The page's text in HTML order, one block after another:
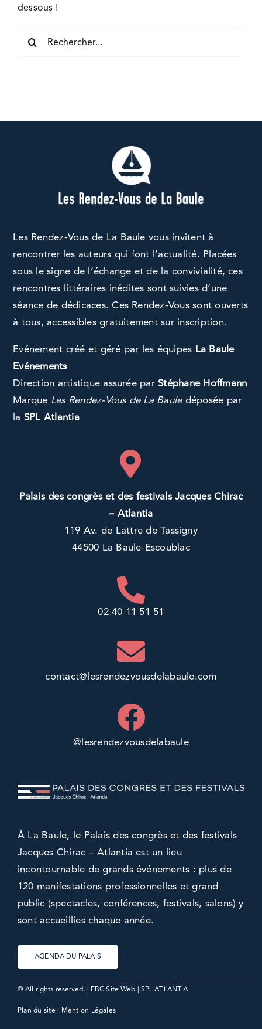
dessous !
Rechercher:
Les Rendez-Vous de La Baule vous invitent à
rencontrer les auteurs qui font l’actualité. Placées
sous le signe de l’échange et de la convivialité, ces
rencontres littéraires inédites sont suivies d’une
séance de dédicaces. Ces Rendez-Vous sont ouverts
à tous, accessibles gratuitement sur inscription.
Evénement créé et géré par les équipes La Baule
Evénements
Direction artistique assurée parStéphane Hoffmann
Marque Les Rendez-Vous de La Bauledéposée par
la SPL Atlantia
Palais des congrès et des festivals Jacques Chirac
– Atlantia
119 Av. de Lattre de Tassigny
44500 La Baule-Escoublac
02 40 11 51 51
contact@lesrendezvousdelabaule.com
@lesrendezvousdelabaule
À La Baule, le Palais des congrès et des festivals
Jacques Chirac – Atlantia est un lieu
incontournable de grands événements : plus de
120 manifestations professionnelles et grand
public (spectacles, conférences, festivals, salons) y
sont accueillies chaque année.
AGENDA DU PALAIS
© All rights reserved. | FBC Site Web | SPL ATLANTIA
Plan du site | Mention Légales